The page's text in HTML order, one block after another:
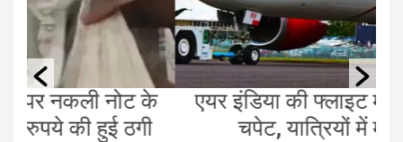
एयर इंडिया की फ्लाइट में तेज टर्बुलेंस की
चपेट, यात्रियों में मचा हड़कंप